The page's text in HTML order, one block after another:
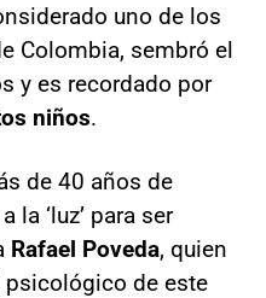
uno de los
Colombia, sembró el
y es recordado por
niños.
de 40 años de
la ‘luz’ para ser
Rafael Poveda, quien
psicológico de este